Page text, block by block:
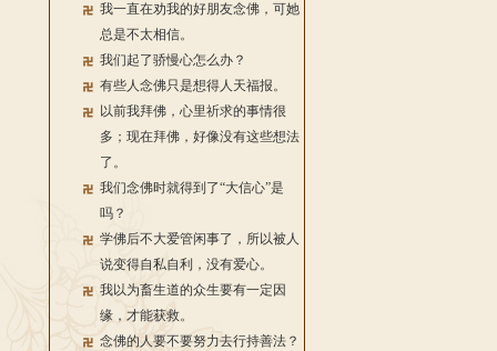
我一直在劝我的好朋友念佛，可她
总是不太相信。
我们起了骄慢心怎么办？
有些人念佛只是想得人天福报。
以前我拜佛，心里祈求的事情很
多；现在拜佛，好像没有这些想法
了。
我们念佛时就得到了“大信心”是
吗？
学佛后不大爱管闲事了，所以被人
说变得自私自利，没有爱心。
我以为畜生道的众生要有一定因
缘，才能获救。
念佛的人要不要努力去行持善法？